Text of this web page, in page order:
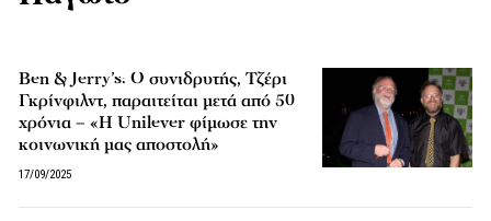
Ben & Jerry’s: Ο συνιδρυτής, Τζέρι
Γκρίνφιλντ, παραιτείται μετά από 50
χρόνια – «Η Unilever φίμωσε την
κοινωνική μας αποστολή»
17/09/2025